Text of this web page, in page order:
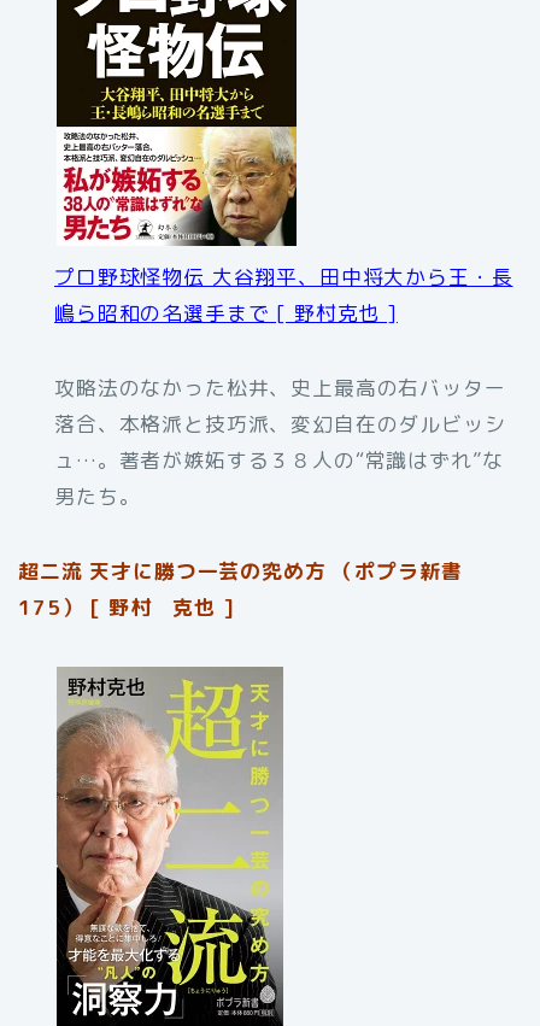
プロ野球怪物伝 大谷翔平、田中将大から王・長
嶋ら昭和の名選手まで [ 野村克也 ]
攻略法のなかった松井、史上最高の右バッター
落合、本格派と技巧派、変幻自在のダルビッシ
ュ…。著者が嫉妬する３８人の“常識はずれ”な
男たち。
超二流 天才に勝つ一芸の究め方 （ポプラ新書
175） [ 野村 克也 ]